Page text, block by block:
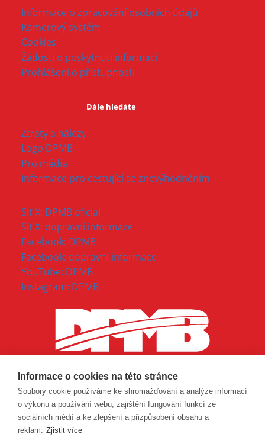
Informace o zpracování osobních údajů
Kamerový systém
Cookies
Žádosti o poskytnutí informací
Prohlášení o přístupnosti
Dále hledáte
Ztráty a nálezy
Logo DPMB
Pro média
Informace pro cestující se znevýhodněním
Síť X: DPMB oficial
Síť X: dopravní informace
Facebook: DPMB
Facebook: dopravní informace
YouTube: DPMB
Instagram: DPMB
Informace o cookies na této stránce
Soubory cookie používáme ke shromažďování a analýze informací
o výkonu a používání webu, zajištění fungování funkcí ze
sociálních médií a ke zlepšení a přizpůsobení obsahu a
reklam. Zjistit více